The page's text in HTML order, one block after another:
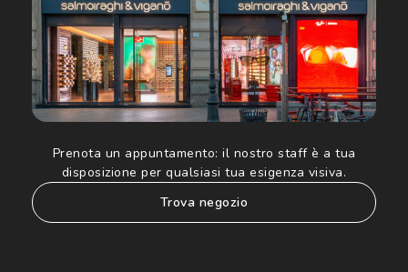
Prenota un appuntamento: il nostro staff è a tua
disposizione per qualsiasi tua esigenza visiva.
trova negozio